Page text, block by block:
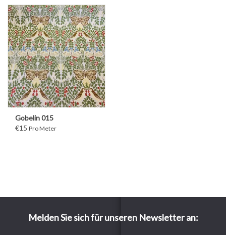
Gobelin 015
€15 Pro Meter
Melden Sie sich für unseren Newsletter an: